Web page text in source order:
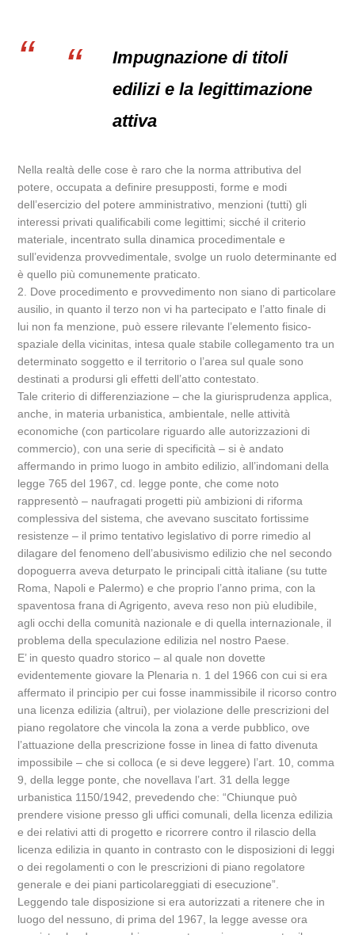
Impugnazione di titoli
edilizi e la legittimazione
attiva
Nella realtà delle cose è raro che la norma attributiva del
potere, occupata a definire presupposti, forme e modi
dell’esercizio del potere amministrativo, menzioni (tutti) gli
interessi privati qualificabili come legittimi; sicché il criterio
materiale, incentrato sulla dinamica procedimentale e
sull’evidenza provvedimentale, svolge un ruolo determinante ed
è quello più comunemente praticato.
2. Dove procedimento e provvedimento non siano di particolare
ausilio, in quanto il terzo non vi ha partecipato e l’atto finale di
lui non fa menzione, può essere rilevante l’elemento fisico-
spaziale della vicinitas, intesa quale stabile collegamento tra un
determinato soggetto e il territorio o l’area sul quale sono
destinati a prodursi gli effetti dell’atto contestato.
Tale criterio di differenziazione – che la giurisprudenza applica,
anche, in materia urbanistica, ambientale, nelle attività
economiche (con particolare riguardo alle autorizzazioni di
commercio), con una serie di specificità – si è andato
affermando in primo luogo in ambito edilizio, all’indomani della
legge 765 del 1967, cd. legge ponte, che come noto
rappresentò – naufragati progetti più ambizioni di riforma
complessiva del sistema, che avevano suscitato fortissime
resistenze – il primo tentativo legislativo di porre rimedio al
dilagare del fenomeno dell’abusivismo edilizio che nel secondo
dopoguerra aveva deturpato le principali città italiane (su tutte
Roma, Napoli e Palermo) e che proprio l’anno prima, con la
spaventosa frana di Agrigento, aveva reso non più eludibile,
agli occhi della comunità nazionale e di quella internazionale, il
problema della speculazione edilizia nel nostro Paese.
E’ in questo quadro storico – al quale non dovette
evidentemente giovare la Plenaria n. 1 del 1966 con cui si era
affermato il principio per cui fosse inammissibile il ricorso contro
una licenza edilizia (altrui), per violazione delle prescrizioni del
piano regolatore che vincola la zona a verde pubblico, ove
l’attuazione della prescrizione fosse in linea di fatto divenuta
impossibile – che si colloca (e si deve leggere) l’art. 10, comma
9, della legge ponte, che novellava l’art. 31 della legge
urbanistica 1150/1942, prevedendo che: “Chiunque può
prendere visione presso gli uffici comunali, della licenza edilizia
e dei relativi atti di progetto e ricorrere contro il rilascio della
licenza edilizia in quanto in contrasto con le disposizioni di leggi
o dei regolamenti o con le prescrizioni di piano regolatore
generale e dei piani particolareggiati di esecuzione”.
Leggendo tale disposizione si era autorizzati a ritenere che in
luogo del nessuno, di prima del 1967, la legge avesse ora